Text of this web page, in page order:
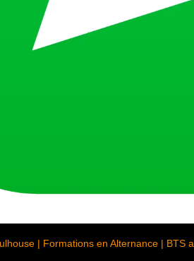
| Formations en Alternance | BTS